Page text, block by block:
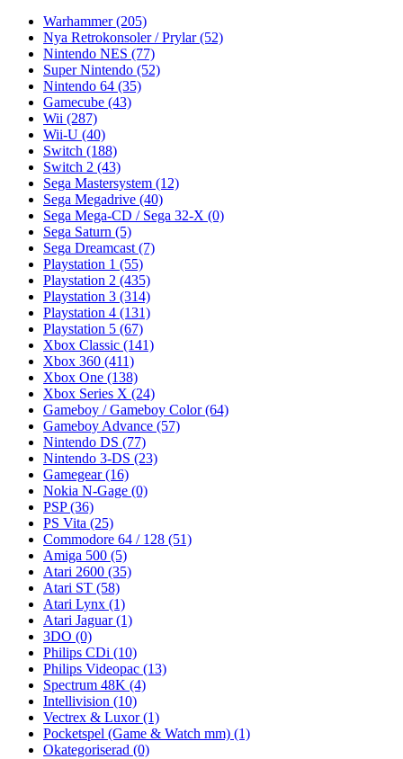
Warhammer(205)
Nya Retrokonsoler / Prylar(52)
Nintendo NES (77)
Super Nintendo (52)
Nintendo 64 (35)
Gamecube (43)
Wii (287)
Wii-U (40)
Switch (188)
Switch 2 (43)
Sega Mastersystem (12)
Sega Megadrive (40)
Sega Mega-CD / Sega 32-X (0)
Sega Saturn (5)
Sega Dreamcast (7)
Playstation 1 (55)
Playstation 2 (435)
Playstation 3 (314)
Playstation 4 (131)
Playstation 5 (67)
Xbox Classic (141)
Xbox 360 (411)
Xbox One (138)
Xbox Series X (24)
Gameboy / Gameboy Color(64)
Gameboy Advance (57)
Nintendo DS (77)
Nintendo 3-DS (23)
Gamegear(16)
Nokia N-Gage (0)
PSP(36)
PS Vita (25)
Commodore 64 / 128 (51)
Amiga 500 (5)
Atari 2600 (35)
Atari ST (58)
Atari Lynx (1)
Atari Jaguar(1)
3DO (0)
Philips CDi (10)
Philips Videopac (13)
Spectrum 48K (4)
Intellivision (10)
Vectrex & Luxor(1)
Pocketspel (Game & Watch mm) (1)
Okategoriserad (0)